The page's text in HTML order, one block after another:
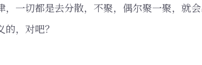
，一切都是去分散，不聚，偶尔聚一聚，就
，对吧？